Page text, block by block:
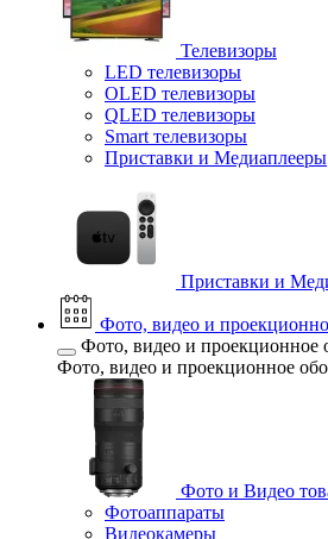
Телевизоры
LED телевизоры
OLED телевизоры
QLED телевизоры
Smart телевизоры
Приставки и Медиаплееры
Приставки и
Фото, видео и
Фото, видео и проекционное
Фото, видео и проекционное
Фото и Видео
Фотоаппараты
Видеокамеры